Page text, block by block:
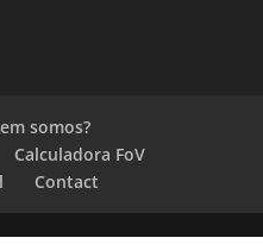
somos?
Calculadora FoV
Contact